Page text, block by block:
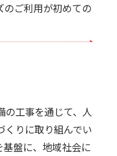
のご利用が初めての
の工事を通じて、人
くりに取り組んでい
基盤に、地域社会に